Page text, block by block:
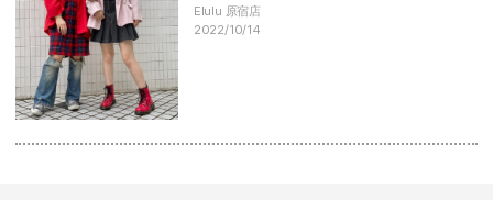
Elulu 原宿店
2022/10/14